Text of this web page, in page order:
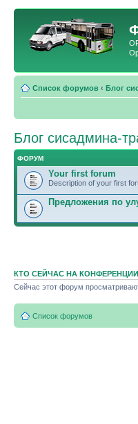
Список форумов ‹ Блог
Блог сисадмина-
ФОРУМ
Your first forum
Description of your first
Предложения по
КТО СЕЙЧАС НА КОНФЕРЕНЦИИ
Сейчас этот форум
Список форумов